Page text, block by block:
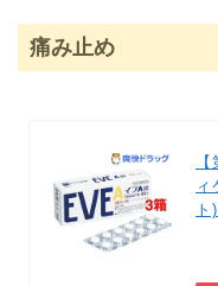
痛み止め
ィ
ト